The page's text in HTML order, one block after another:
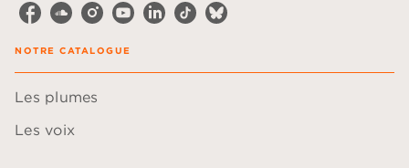
NOTRE CATALOGUE
Les plumes
Les voix